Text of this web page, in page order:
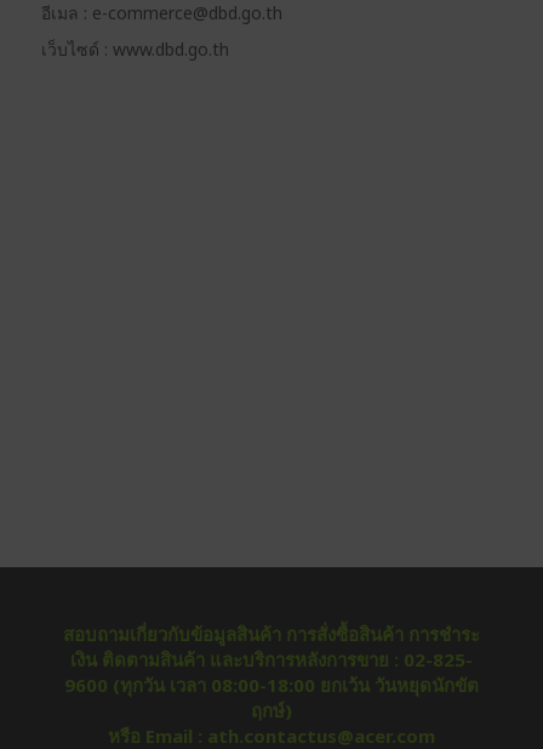
อีเมล : e-commerce@dbd.go.th
เว็บไซด์ : www.dbd.go.th
สอบถามเกี่ยวกับข้อมูลสินค้า การสั่งซื้อสินค้า การชำระ
เงิน ติดตามสินค้า และบริการหลังการขาย : 02-825-
9600 (ทุกวัน เวลา 08:00-18:00 ยกเว้น วันหยุดนักขัต
ฤกษ์)
หรือ Email : ath.contactus@acer.com